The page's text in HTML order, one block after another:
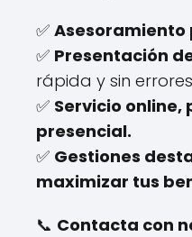
✅ Asesoramiento
✅ Presentación
rápida y sin
✅ Servicio online,
presencial.
✅ Gestiones
maximizar tus
📞 Contacta con